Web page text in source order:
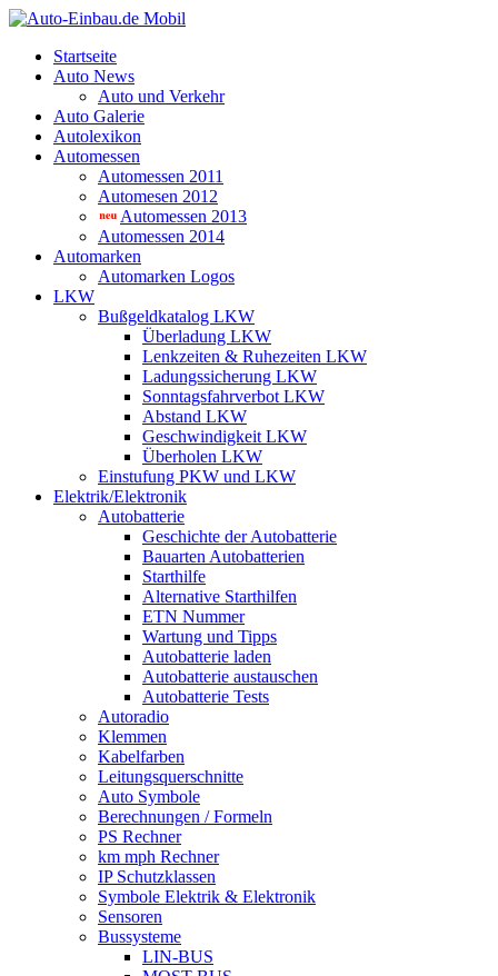
Startseite
Auto News
Auto und Verkehr
Auto Galerie
Autolexikon
Automessen
Automessen 2011
Automesen 2012
Automessen 2013
Automessen 2014
Automarken
Automarken Logos
LKW
Bußgeldkatalog LKW
Überladung LKW
Lenkzeiten & Ruhezeiten LKW
Ladungssicherung LKW
Sonntagsfahrverbot LKW
Abstand LKW
Geschwindigkeit LKW
Überholen LKW
Einstufung PKW und LKW
Elektrik/Elektronik
Autobatterie
Geschichte der Autobatterie
Bauarten Autobatterien
Starthilfe
Alternative Starthilfen
ETN Nummer
Wartung und Tipps
Autobatterie laden
Autobatterie austauschen
Autobatterie Tests
Autoradio
Klemmen
Kabelfarben
Leitungsquerschnitte
Auto Symbole
Berechnungen / Formeln
PS Rechner
km mph Rechner
IP Schutzklassen
Symbole Elektrik & Elektronik
Sensoren
Bussysteme
LIN-BUS